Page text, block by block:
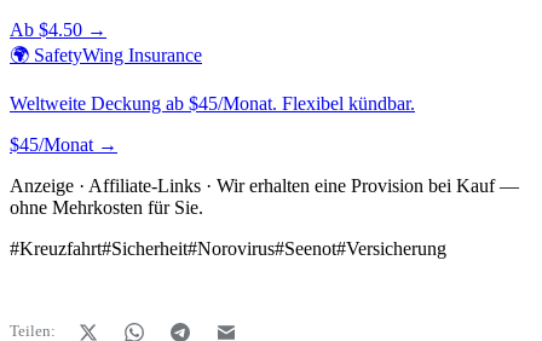
Ab $4.50 →
🌍 SafetyWing Insurance
Weltweite Deckung ab $45/Monat. Flexibel kündbar.
$45/Monat →
Anzeige · Affiliate-Links · Wir erhalten eine Provision bei Kauf —
ohne Mehrkosten für Sie.
#Kreuzfahrt#Sicherheit#Norovirus#Seenot#Versicherung
Teilen: